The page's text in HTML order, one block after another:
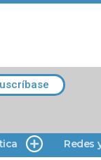
Redes